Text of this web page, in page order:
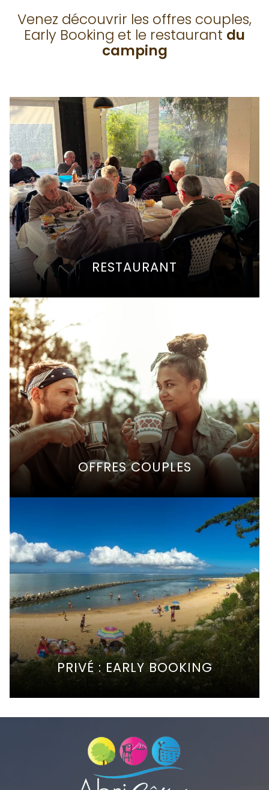
Venez découvrir les offres couples,
Early Booking et le restaurant du
camping
RESTAURANT
OFFRES COUPLES
PRIVÉ : EARLY BOOKING